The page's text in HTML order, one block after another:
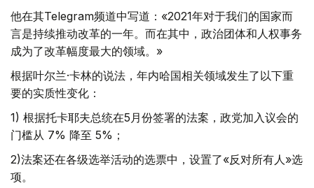
他在其Telegram频道中写道：«2021年对于我们的国家而
言是持续推动改革的一年。而在其中，政治团体和人权事务
成为了改革幅度最大的领域。»
根据叶尔兰·卡林的说法，年内哈国相关领域发生了以下重
要的实质性变化：
1) 根据托卡耶夫总统在5月份签署的法案，政党加入议会的
门槛从 7% 降至 5%；
2)法案还在各级选举活动的选票中，设置了«反对所有人»选
项。